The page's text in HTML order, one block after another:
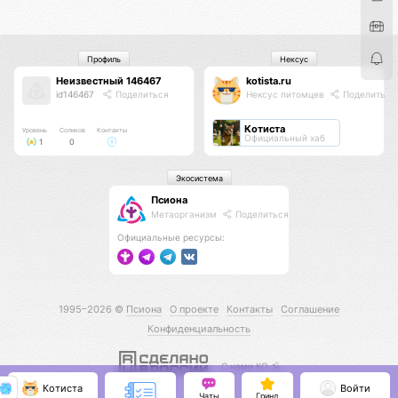
Неизвестный 146467
id146467 Поделиться
Уровень
1
Соликов
0
Контакты
Профиль
kotista.ru
Нексус питомцев Поделиться
Котиста
Официальный хаб
Нексус
Псиона
Метаорганизм Поделиться
Официальные ресурсы:
Экосистема
1995–2026 © Псиона О проекте Контакты
Соглашение
Конфиденциальность
С нами КО 🕉️
Котиста
Чаты Гринд
Войти